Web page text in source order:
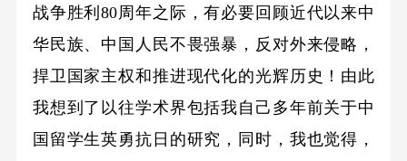
战争胜利80周年之际，有必要回顾近代以来中
华民族、中国人民不畏强暴，反对外来侵略，
捍卫国家主权和推进现代化的光辉历史！由此
我想到了以往学术界包括我自己多年前关于中
国留学生英勇抗日的研究，同时，我也觉得，